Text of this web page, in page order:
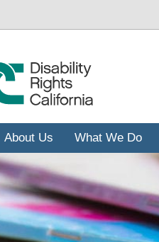
About Us What We Do